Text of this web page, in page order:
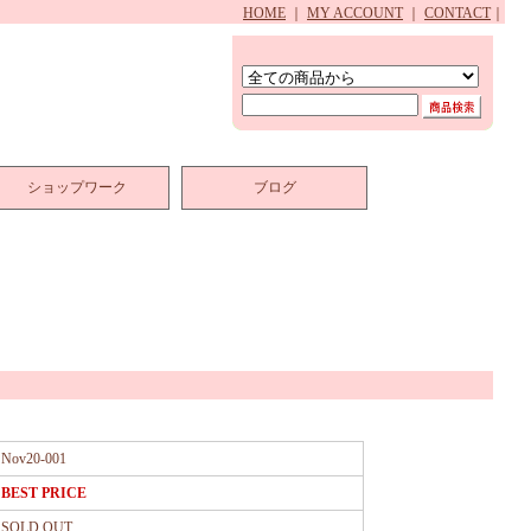
HOME MY ACCOUNT CONTACT
ショップワーク ブログ
Nov20-001
BEST PRICE
SOLD OUT